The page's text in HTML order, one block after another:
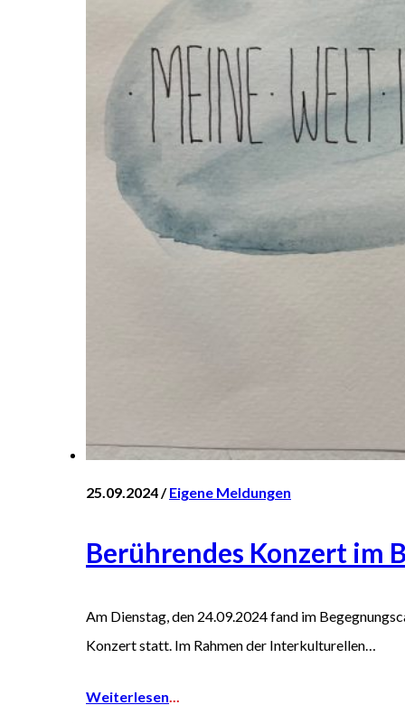
25.09.2024 /Eigene Meldungen
Berührendes Konzert im
Am Dienstag, den 24.09.2024 fand im
Konzert statt. Im Rahmen der Interkulturellen…
Weiterlesen...